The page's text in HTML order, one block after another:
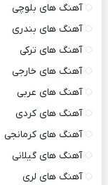
آهنگ های بلوچی
آهنگ های بندری
آهنگ های ترکی
آهنگ های خارجی
آهنگ های عربی
آهنگ های کردی
آهنگ های کرمانجی
آهنگ های گیلانی
آهنگ های لری